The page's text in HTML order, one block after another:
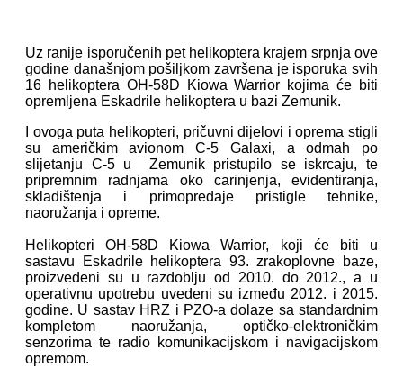
Uz ranije isporučenih pet helikoptera krajem srpnja ove
godine današnjom pošiljkom završena je isporuka svih
16 helikoptera OH-58D Kiowa Warrior kojima će biti
opremljena Eskadrile helikoptera u bazi Zemunik.
I ovoga puta helikopteri, pričuvni dijelovi i oprema stigli
su američkim avionom C-5 Galaxi, a odmah po
slijetanju C-5 u Zemunik pristupilo se iskrcaju, te
pripremnim radnjama oko carinjenja, evidentiranja,
skladištenja i primopredaje pristigle tehnike,
naoružanja i opreme.
Helikopteri OH-58D Kiowa Warrior, koji će biti u
sastavu Eskadrile helikoptera 93. zrakoplovne baze,
proizvedeni su u razdoblju od 2010. do 2012., a u
operativnu upotrebu uvedeni su između 2012. i 2015.
godine. U sastav HRZ i PZO-a dolaze sa standardnim
kompletom naoružanja, optičko-elektroničkim
senzorima te radio komunikacijskom i navigacijskom
opremom.